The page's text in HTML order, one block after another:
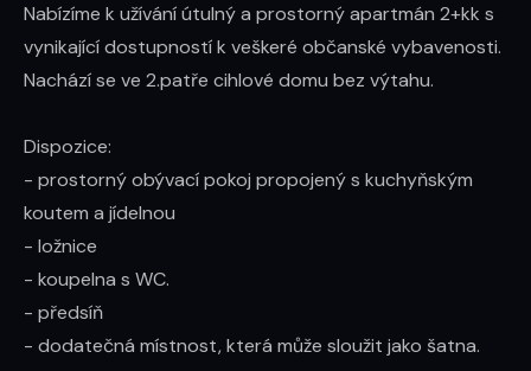
Nabízíme k užívání útulný a prostorný apartmán 2+kk s
vynikající dostupností k veškeré občanské vybavenosti.
Nachází se ve 2.patře cihlové domu bez výtahu.
Dispozice:
- prostorný obývací pokoj propojený s kuchyňským
koutem a jídelnou
- ložnice
- koupelna s WC.
- předsíň
- dodatečná místnost, která může sloužit jako šatna.